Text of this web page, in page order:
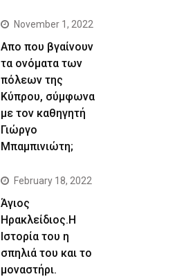
November 1, 2022
Απο που βγαίνουν
τα ονόματα των
πόλεων της
Κύπρου, σύμφωνα
με τον καθηγητή
Γιώργο
Μπαμπινιώτη;
February 18, 2022
Άγιος
Ηρακλείδιος.Η
Ιστορία του η
σπηλιά του και το
μοναστήρι.